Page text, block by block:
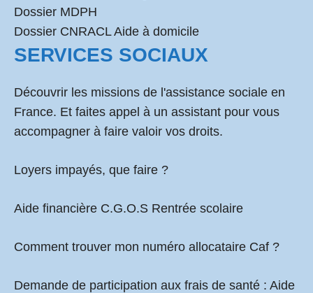
Dossier MDPH
Dossier CNRACL Aide à domicile
SERVICES SOCIAUX
Découvrir les missions de l'assistance sociale en
France. Et faites appel à un assistant pour vous
accompagner à faire valoir vos droits.
Loyers impayés, que faire ?
Aide financière C.G.O.S Rentrée scolaire
Comment trouver mon numéro allocataire Caf ?
Demande de participation aux frais de santé : Aide